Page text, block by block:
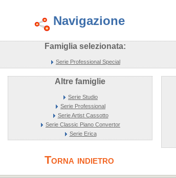
Navigazione
Famiglia selezionata:
Serie Professional Special
Altre famiglie
Serie Studio
Serie Professional
Serie Artist Cassotto
Serie Classic Piano Convertor
Serie Erica
Torna indietro